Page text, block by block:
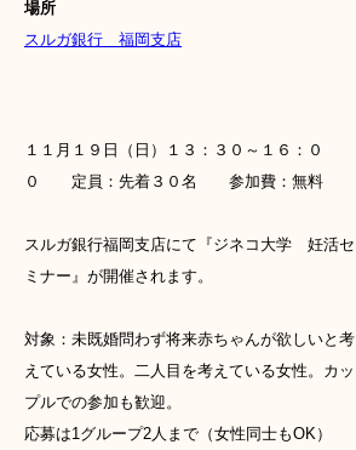
場所
スルガ銀行 福岡支店
１１月１９日（日）１３：３０～１６：０
０ 定員：先着３０名 参加費：無料
スルガ銀行福岡支店にて『ジネコ大学 妊活セ
ミナー』が開催されます。
対象：未既婚問わず将来赤ちゃんが欲しいと考
えている女性。二人目を考えている女性。カッ
プルでの参加も歓迎。
応募は1グループ2人まで（女性同士もOK）